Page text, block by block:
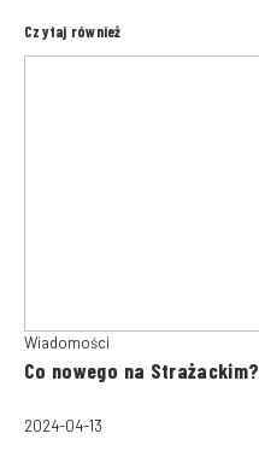
Czytaj również
Wiadomości
Co nowego na Strażackim?
2024-04-13